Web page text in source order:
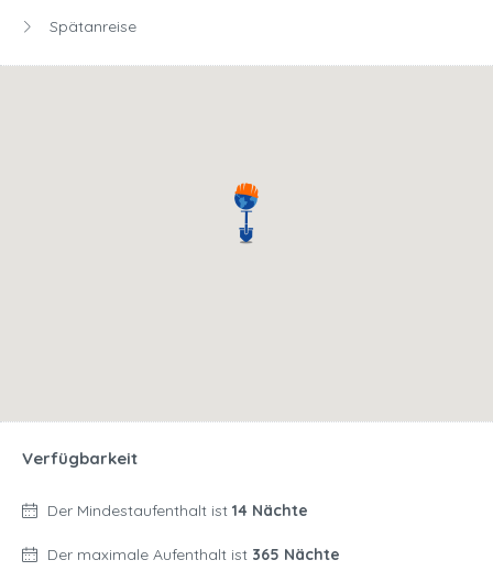
Spätanreise
Verfügbarkeit
Der Mindestaufenthalt ist 14 Nächte
Der maximale Aufenthalt ist 365 Nächte